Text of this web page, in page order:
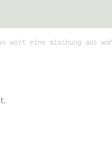
wort eine mischung aus